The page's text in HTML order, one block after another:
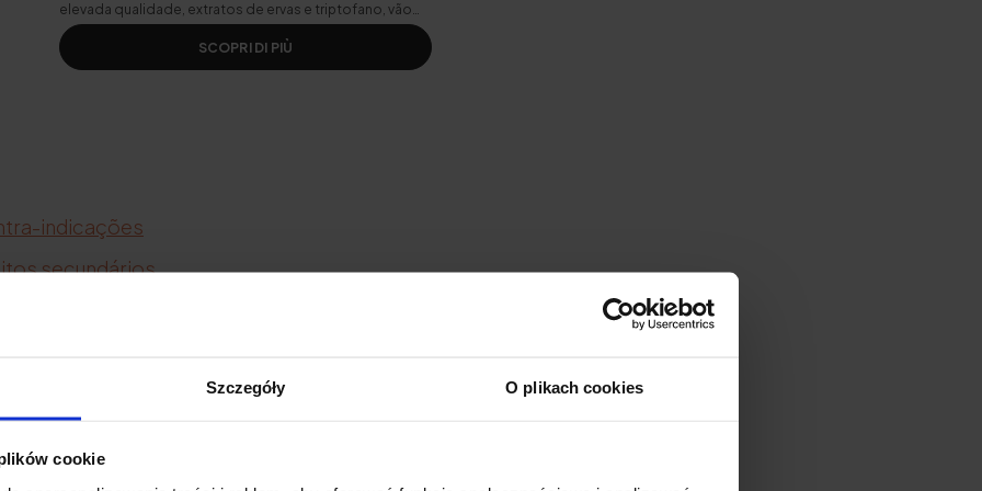
Szczegóły O plikach cookies
cookie
elevada qualidade, extratos de ervas e triptofano, vão
embalá-la num sono reparador.
SCOPRI DI PIÙ
indicações
secundários
é que faz efeito?